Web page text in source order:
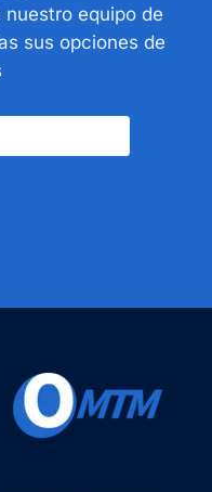
equipo de
sus opciones de